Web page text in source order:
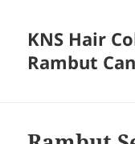
KNS Hair
Rambut